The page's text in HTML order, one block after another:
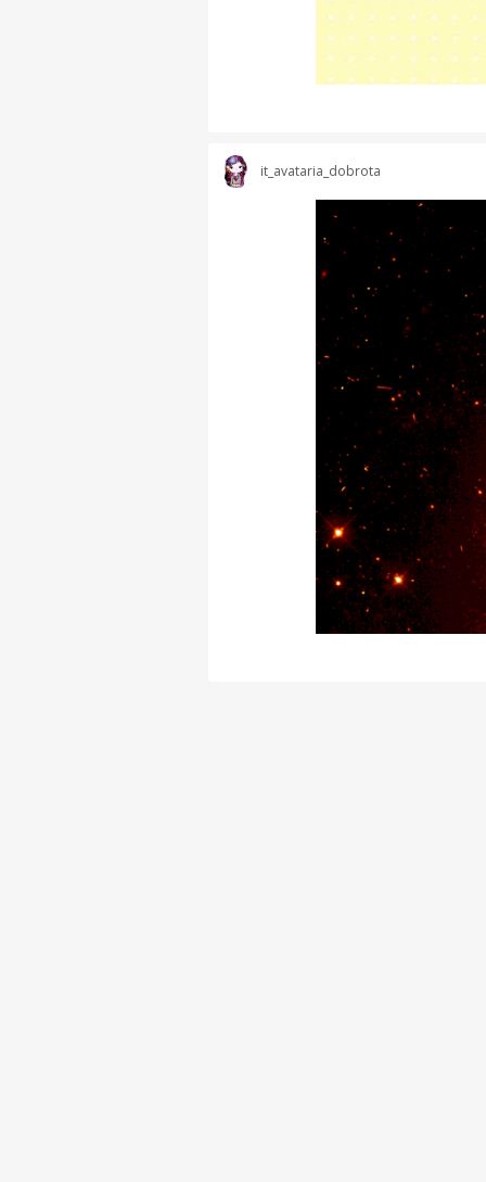
it_avataria_dobrota